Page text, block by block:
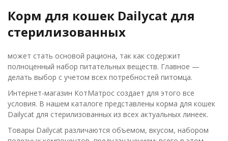
Корм для кошек Dailycat для
стерилизованных
может стать основой рациона, так как содержит
полноценный набор питательных веществ. Главное —
делать выбор с учетом всех потребностей питомца.
Интернет-магазин КотМатрос создает для этого все
условия. В нашем каталоге представлены корма для кошек
Dailycat для стерилизованных из всех актуальных линеек.
Товары Dailycat различаются объемом, вкусом, набором